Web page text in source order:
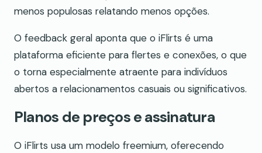
menos populosas relatando menos opções.
O feedback geral aponta que o iFlirts é uma
plataforma eficiente para flertes e conexões, o que
o torna especialmente atraente para indivíduos
abertos a relacionamentos casuais ou significativos.
Planos de preços e assinatura
O iFlirts usa um modelo freemium, oferecendo